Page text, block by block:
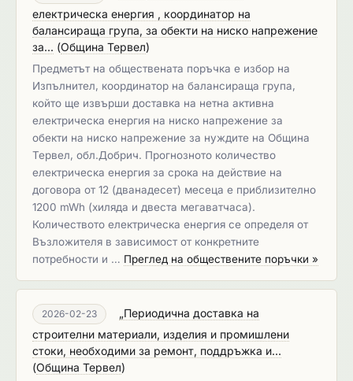
електрическа енергия , координатор на
балансираща група, за обекти на ниско напрежение
за... (Община Тервел)
Предметът на обществената поръчка е избор на
Изпълнител, координатор на балансираща група,
който ще извърши доставка на нетна активна
електрическа енергия на ниско напрежение за
обекти на ниско напрежение за нуждите на Община
Тервел, обл.Добрич. Прогнозното количество
електрическа енергия за срока на действие на
договора от 12 (дванадесет) месеца е приблизително
1200 mWh (хиляда и двеста мегаватчаса).
Количеството електрическа енергия се определя от
Възложителя в зависимост от конкретните
потребности и … Преглед на обществените поръчки »
2026-02-23
„Периодична доставка на
строителни материали, изделия и промишлени
стоки, необходими за ремонт, поддръжка и...
(Община Тервел)